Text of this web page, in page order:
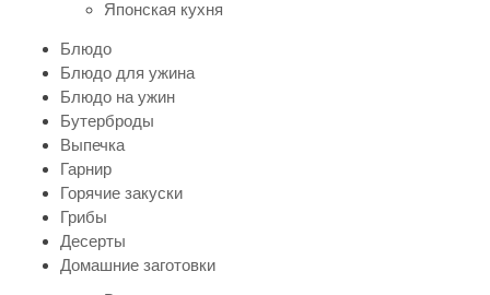
Японская кухня
Блюдо
Блюдо для ужина
Блюдо на ужин
Бутерброды
Выпечка
Гарнир
Горячие закуски
Грибы
Десерты
Домашние заготовки